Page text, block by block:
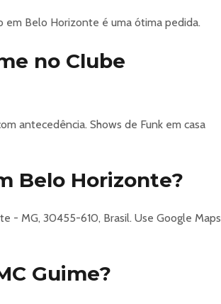
em Belo Horizonte é uma ótima pedida.
no Clube
antecedência. Shows de Funk em casa
Belo Horizonte?
- MG, 30455-610, Brasil. Use Google Maps
Guime?